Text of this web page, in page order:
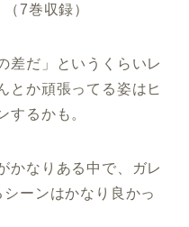
7巻収録）
差だ」というくらいレ
とか頑張ってる姿はヒ
するかも。
かなりある中で、ガレ
ーンはかなり良かっ